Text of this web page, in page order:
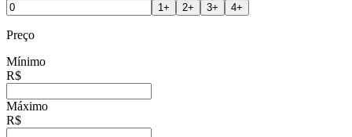
1+ 2+ 3+ 4+
Preço
Mínimo
R$
Máximo
R$